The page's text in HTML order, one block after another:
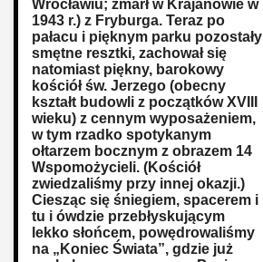
Wrocławiu; zmarł w Krajanowie w
1943 r.) z Fryburga. Teraz po
pałacu i pięknym parku pozostały
smętne resztki, zachował się
natomiast piękny, barokowy
kościół św. Jerzego (obecny
kształt budowli z początków XVIII
wieku) z cennym wyposażeniem,
w tym rzadko spotykanym
ołtarzem bocznym z obrazem 14
Wspomożycieli. (Kościół
zwiedzaliśmy przy innej okazji.)
Ciesząc się śniegiem, spacerem i
tu i ówdzie przebłyskującym
lekko słońcem, powędrowaliśmy
na „Koniec Świata”, gdzie już